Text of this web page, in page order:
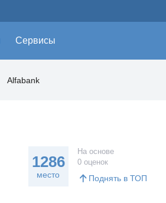
Сервисы
Alfabank
1286
место
На основе
0 оценок
Поднять в ТОП